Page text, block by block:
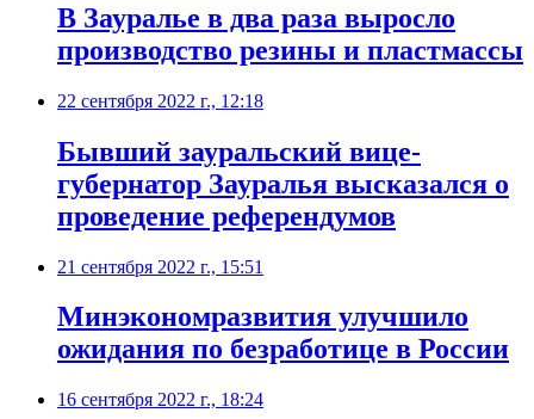
В Зауралье в два раза выросло
производство резины и пластмассы
22 сентября 2022 г., 12:18
Бывший зауральский вице-
губернатор Зауралья высказался о
проведение референдумов
21 сентября 2022 г., 15:51
Минэкономразвития улучшило
ожидания по безработице в России
16 сентября 2022 г., 18:24